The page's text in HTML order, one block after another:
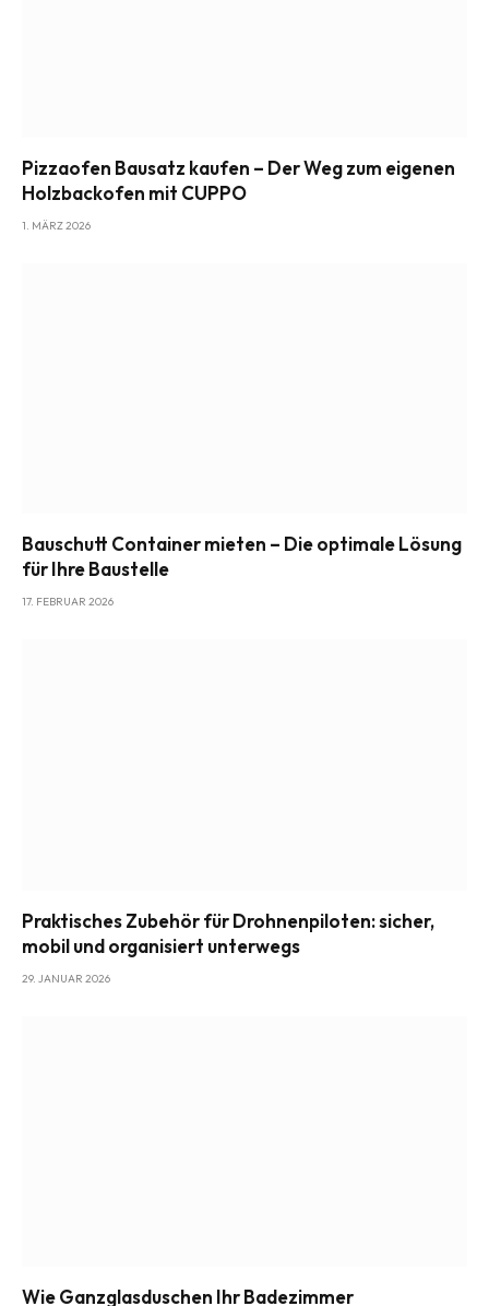
Pizzaofen Bausatz kaufen – Der Weg zum eigenen
Holzbackofen mit CUPPO
1. MÄRZ 2026
Bauschutt Container mieten – Die optimale Lösung
für Ihre Baustelle
17. FEBRUAR 2026
Praktisches Zubehör für Drohnenpiloten: sicher,
mobil und organisiert unterwegs
29. JANUAR 2026
Wie Ganzglasduschen Ihr Badezimmer